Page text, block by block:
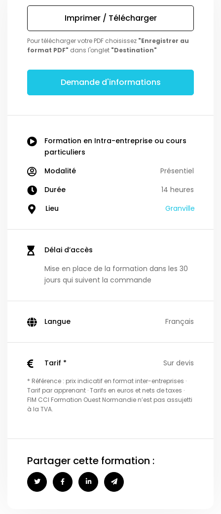
Imprimer / Télécharger
Pour télécharger votre PDF choisissez "Enregistrer au
format PDF" dans l'onglet "Destination"
Demande d'informations
Formation en Intra-entreprise ou cours
particuliers
Modalité
Présentiel
Durée
14 heures
Lieu
Granville
Délai d’accès
Mise en place de la formation dans les 30
jours qui suivent la commande
Langue Français
Tarif * Sur devis
* Référence : prix indicatif en format inter-entreprises ·
Tarif par apprenant · Tarifs en euros et nets de taxes ·
FIM CCI Formation Ouest Normandie n’est pas assujetti
à la TVA.
Partager cette formation :